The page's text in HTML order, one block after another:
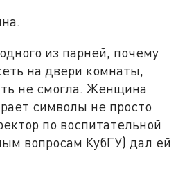
из парней, почему
на двери комнаты,
не смогла. Женщина
символы не просто
по воспитательной
вопросам КубГУ) дал ей